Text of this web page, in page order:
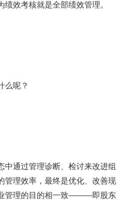
效考核就是全部绩效管理。
呢？
通过管理诊断、检讨来改进组
管理效率，最终是优化、改善现
管理的目的相一致———即股东